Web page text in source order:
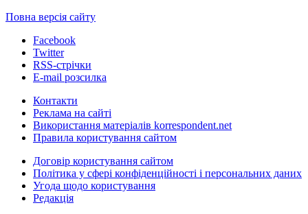
Повна версія сайту
Facebook
Twitter
RSS-стрічки
E-mail розсилка
Контакти
Реклама на сайті
Використання матеріалів korrespondent.net
Правила користування сайтом
Договір користування сайтом
Політика у сфері конфіденційності і персональних даних
Угода щодо користування
Редакція